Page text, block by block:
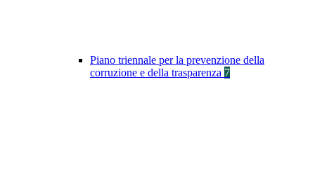
Piano triennale per la prevenzione della
corruzione e della trasparenza 7